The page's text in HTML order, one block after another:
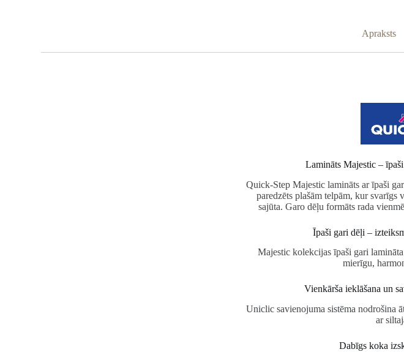
Apraksts
Lamināts Majestic –
Quick-Step Majestic lamināts ar īpaši
paredzēts plašām telpām, kur svarīgs
sajūta. Garo dēļu formāts rada
Īpaši gari dēļi –
Majestic kolekcijas īpaši gari
mierīgu,
Vienkārša ieklāšana un
Uniclic savienojuma sistēma nodrošina
ar
Dabīgs koka